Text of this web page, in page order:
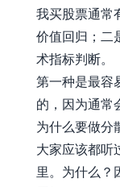
我买股票通常
价值回归；二
术指标判断。
第一种是最容
的，因为通常
为什么要做分
大家应该都听
里。为什么？